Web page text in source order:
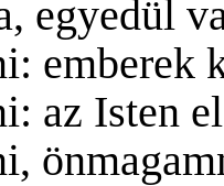
egyedül
emberek
az Isten